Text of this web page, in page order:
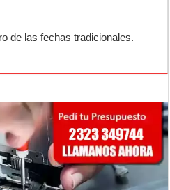
de las fechas tradicionales.